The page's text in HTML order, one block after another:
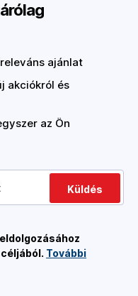
ajánlat
akciókról és
az Ön
Küldés
További